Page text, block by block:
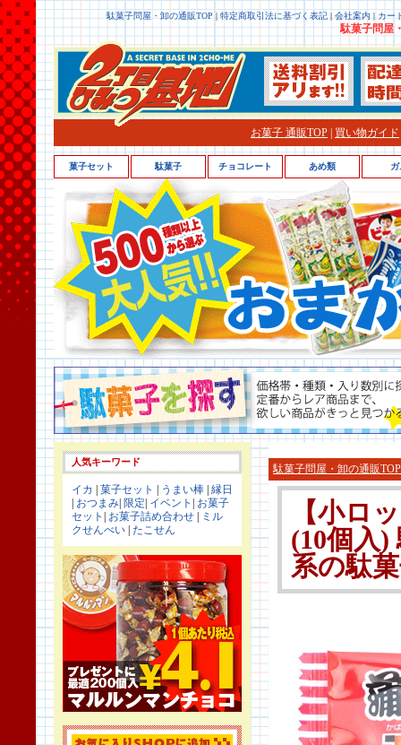
駄菓子問屋・卸の通販TOP | 特定商取引法に基づく表記 | 会社案内 | カー
駄菓子問屋
お菓子 通販TOP 買い物ガイド
人気キーワード
イカ 菓子セット うまい棒 縁日
おつまみ 限定 イベント
お菓子
セット
お菓子詰め合わせ
ミル
クせんべい たこせん
駄菓子問屋・卸の通販TOP
【小ロ
(10個入)
系の駄